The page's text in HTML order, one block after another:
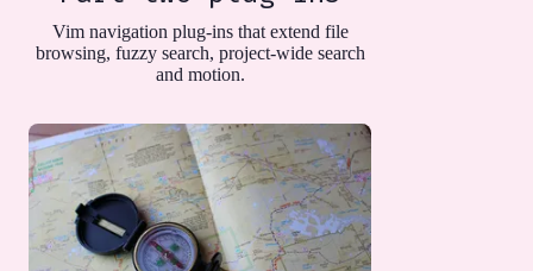
Vim navigation plug-ins that extend file
browsing, fuzzy search, project-wide search
and motion.